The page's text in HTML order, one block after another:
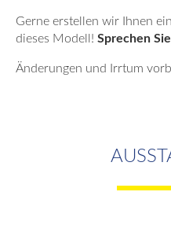
Gerne erstellen wir Ihnen
dieses Modell! Sprechen
Änderungen und Irrtum